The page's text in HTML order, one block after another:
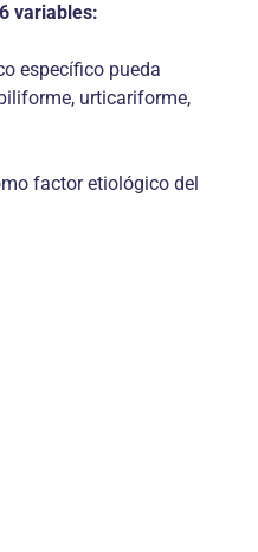
variables:
específico pueda
urticariforme,
factor etiológico del